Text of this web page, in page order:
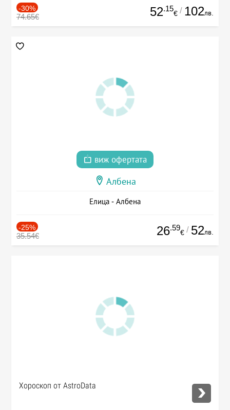
-30%
74.65€ 52.15
€ / 102лв.
виж офертата
Албена
Елица - Албена
-25%
35.54€ 26.59
€ / 52лв.
Хороскоп от AstroData